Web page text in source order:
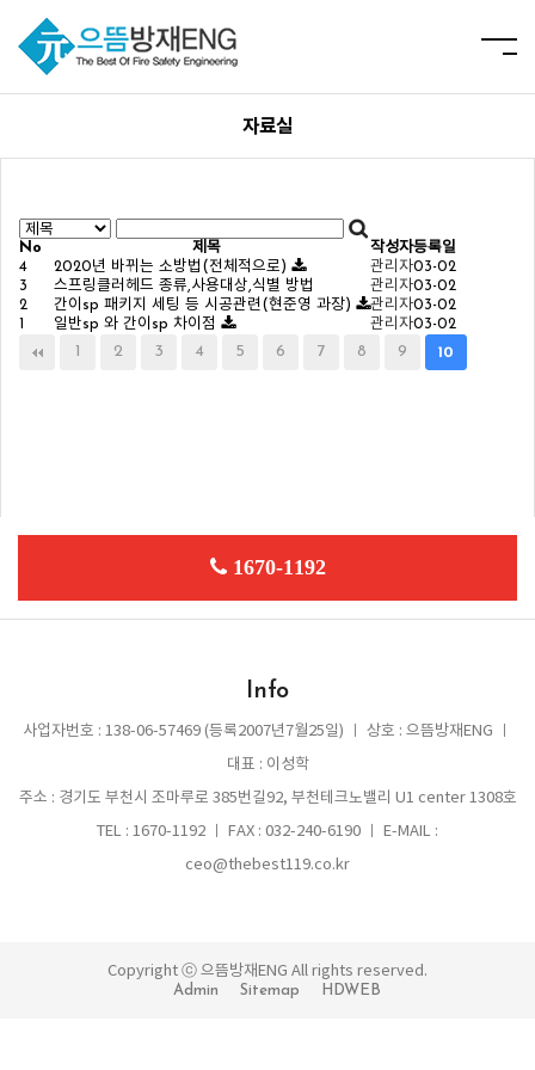
자료실
No 제목 작성자등록일
4
2020년 바뀌는 소방법(전체적으로) 관리자03-02
3
스프링클러헤드 종류,사용대상,식별 방법 관리자03-02
2
간이sp 패키지 세팅 등 시공관련(현준영 과장) 관리자03-02
1
일반sp 와 간이sp 차이점 관리자03-02
1 2 3 4 5 6 7 8 9 10
1670-1192
Info
사업자번호 : 138-06-57469 (등록2007년7월25일) ㅣ 상호 : 으뜸방재ENG ㅣ
대표 : 이성학
주소 : 경기도 부천시 조마루로 385번길92, 부천테크노밸리 U1 center 1308호
TEL : 1670-1192 ㅣ FAX : 032-240-6190 ㅣ E-MAIL :
ceo@thebest119.co.kr
Copyright ⓒ 으뜸방재ENG All rights reserved.
Admin Sitemap HDWEB